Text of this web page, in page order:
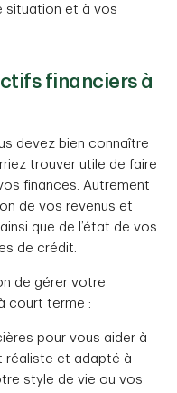
situation et à vos
financiers à
devez bien connaître
trouver utile de faire
finances. Autrement
de vos revenus et
que de l’état de vos
de crédit.
de gérer votre
court terme :
pour vous aider à
réaliste et adapté à
style de vie ou vos